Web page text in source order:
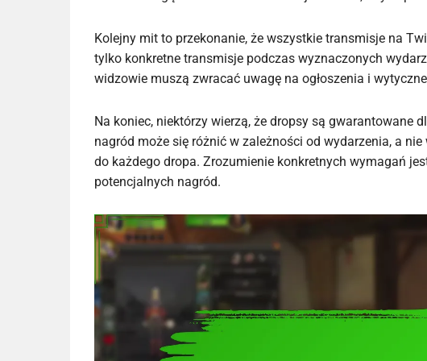
Kolejny mit to przekonanie, że wszystkie transmisje na
tylko konkretne transmisje podczas wyznaczonych
widzowie muszą zwracać uwagę na ogłoszenia i
Na koniec, niektórzy wierzą, że dropsy są gwarantowane
nagród może się różnić w zależności od wydarzenia, a
do każdego dropa. Zrozumienie konkretnych wymagań
potencjalnych nagród.